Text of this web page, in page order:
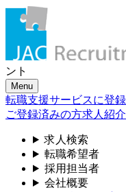
ント
Menu
転職支援サービスに登
ご登録済みの方求人紹
求人検索
転職希望者
採用担当者
会社概要